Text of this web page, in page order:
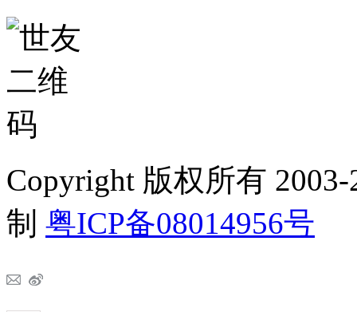
Copyright 版权所有
制 粤ICP备08014956号